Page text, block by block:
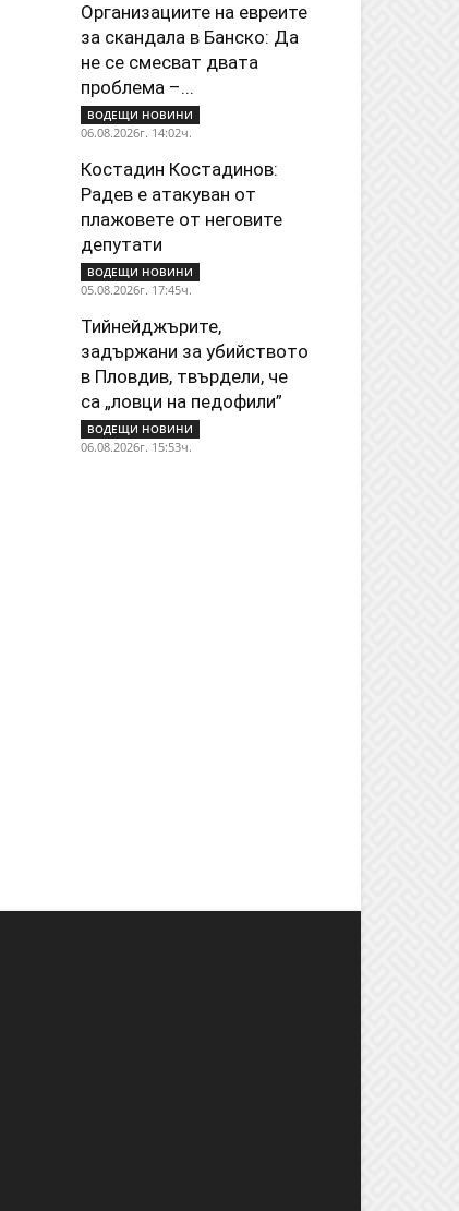
Организациите на евреите
за скандала в Банско: Да
не се смесват двата
проблема –...
ВОДЕЩИ НОВИНИ
06.08.2026г. 14:02ч.
Костадин Костадинов:
Радев е атакуван от
плажoвете от неговите
депутати
ВОДЕЩИ НОВИНИ
05.08.2026г. 17:45ч.
Тийнейджърите,
задържани за убийството
в Пловдив, твърдели, че
са „ловци на педофили”
ВОДЕЩИ НОВИНИ
06.08.2026г. 15:53ч.